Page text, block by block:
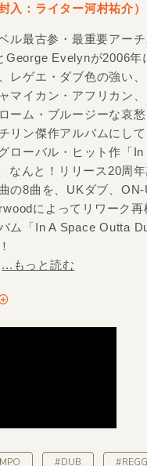
入：ライター河村祐介）
ル最古参・最重要アー
George Evelynが2006年
レゲエ・ダブ色の強い
マイカン・アフリカン
ーム・ブルージーな哀
リン傑作アルバムにし
ローバル・ヒット作「
なんと！リリース20周
の8曲を、UKダブ、
によってリワーク再
ム「In A Space Outta
...もっと読む
#DUB